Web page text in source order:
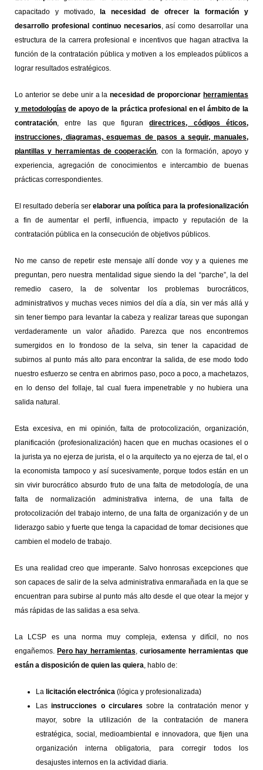
capacitado y motivado,
la necesidad de ofrecer la formación y
desarrollo profesional continuo necesarios, así como desarrollar una
estructura de la carrera profesional e incentivos que hagan atractiva la
función de la contratación pública y motiven a los empleados públicos a
lograr resultados estratégicos.
Lo anterior se debe unir a lanecesidad de proporcionar herramientas
y metodologías de apoyo de la práctica profesional en el ámbito de la
contratación, entre las que figurandirectrices, códigos éticos,
instrucciones, diagramas, esquemas de pasos a seguir, manuales,
plantillas y herramientas de cooperación, con la formación, apoyo y
experiencia, agregación de conocimientos e intercambio de buenas
prácticas correspondientes.
El resultado debería ser elaborar una política para la profesionalización
a fin de aumentar el perfil, influencia, impacto y reputación de la
contratación pública en la consecución de objetivos públicos.
No me canso de repetir este mensaje allí donde voy y a quienes me
preguntan, pero nuestra mentalidad sigue siendo la del “parche”, la del
remedio casero, la de solventar los problemas burocráticos,
administrativos y muchas veces nimios del día a día, sin ver más allá y
sin tener tiempo para levantar la cabeza y realizar tareas que supongan
verdaderamente un valor añadido. Parezca que nos encontremos
sumergidos en lo frondoso de la selva, sin tener la capacidad de
subirnos al punto más alto para encontrar la salida, de ese modo todo
nuestro esfuerzo se centra en abrirnos paso, poco a poco, a machetazos,
en lo denso del follaje, tal cual fuera impenetrable y no hubiera una
salida natural.
Esta excesiva, en mi opinión, falta de protocolización, organización,
planificación (profesionalización) hacen que en muchas ocasiones el o
la jurista ya no ejerza de jurista, el o la arquitecto ya no ejerza de tal, el o
la economista tampoco y así sucesivamente, porque todos están en un
sin vivir burocrático absurdo fruto de una falta de metodología, de una
falta de normalización administrativa interna, de una falta de
protocolización del trabajo interno, de una falta de organización y de un
liderazgo sabio y fuerte que tenga la capacidad de tomar decisiones que
cambien el modelo de trabajo.
Es una realidad creo que imperante. Salvo honrosas excepciones que
son capaces de salir de la selva administrativa enmarañada en la que se
encuentran para subirse al punto más alto desde el que otear la mejor y
más rápidas de las salidas a esa selva.
La LCSP es una norma muy compleja, extensa y difícil, no nos
engañemos. Pero hay herramientas, curiosamente herramientas que
están a disposición de quien las quiera, hablo de:
La licitación electrónica (lógica y profesionalizada)
Lasinstrucciones o circulares sobre la contratación menor y
mayor, sobre la utilización de la contratación de manera
estratégica, social, medioambiental e innovadora, que fijen una
organización interna obligatoria, para corregir todos los
desajustes internos en la actividad diaria.